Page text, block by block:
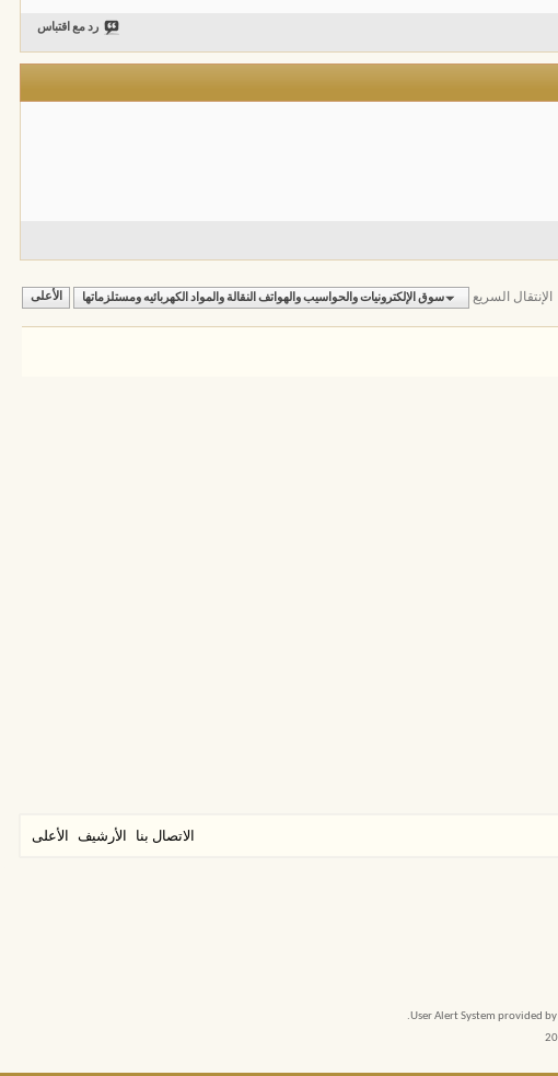
رد مع اقتباس
الإنتقال السريع سوق الإلكترونيات والحواسيب والهواتف النقالة والمواد الكهربائيه ومستلزماتها الأعلى
الاتصال بنا الأرشيف الأعلى
User Alert System provided by